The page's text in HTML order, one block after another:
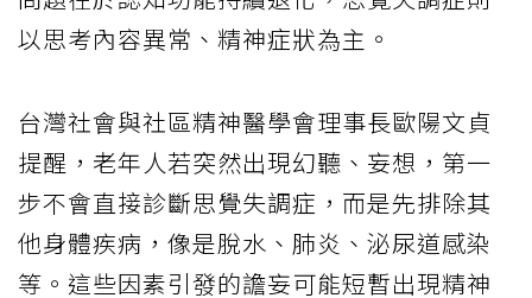
以思考內容異常、精神症狀為主。
台灣社會與社區精神醫學會理事長歐陽文貞
提醒，老年人若突然出現幻聽、妄想，第一
步不會直接診斷思覺失調症，而是先排除其
他身體疾病，像是脫水、肺炎、泌尿道感染
等。這些因素引發的譫妄可能短暫出現精神